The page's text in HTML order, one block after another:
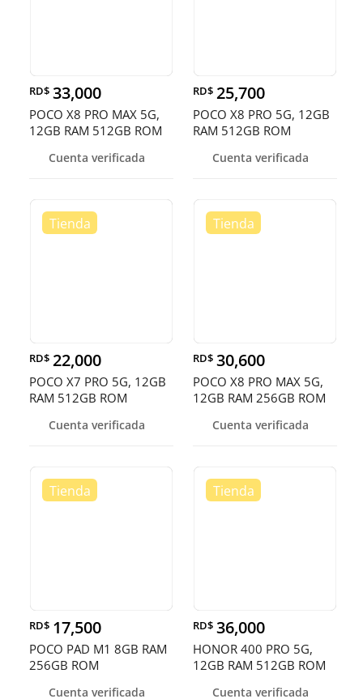
RD$ 33,000
POCO X8 PRO MAX 5G,
12GB RAM 512GB ROM
Cuenta verificada
RD$ 25,700
POCO X8 PRO 5G, 12GB
RAM 512GB ROM
Cuenta verificada
RD$ 22,000
POCO X7 PRO 5G, 12GB
RAM 512GB ROM
Cuenta verificada
RD$ 30,600
POCO X8 PRO MAX 5G,
12GB RAM 256GB ROM
Cuenta verificada
RD$ 17,500
POCO PAD M1 8GB RAM
256GB ROM
Cuenta verificada
RD$ 36,000
HONOR 400 PRO 5G,
12GB RAM 512GB ROM
Cuenta verificada